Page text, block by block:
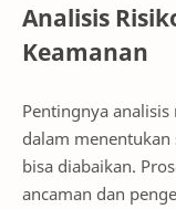
Analisis
Keamanan
Pentingnya
dalam
bisa diabaikan.
ancaman dan